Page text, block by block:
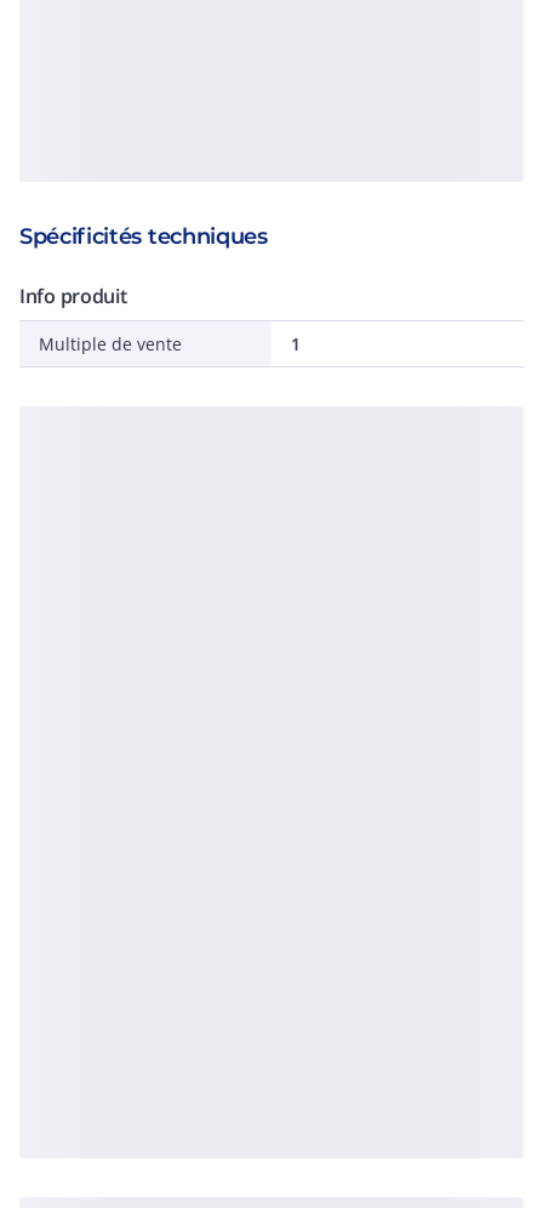
Spécificités techniques
Info produit
Multiple de vente 1